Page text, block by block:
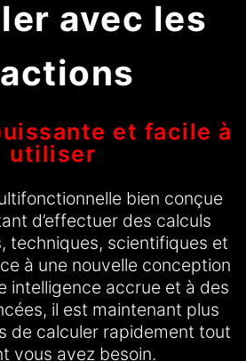
avec les
et facile à
utiliser
bien conçue
d’effectuer des calculs
techniques, scientifiques et
à une nouvelle conception
intelligence accrue et à des
il est maintenant plus
de calculer rapidement tout
vous avez besoin.